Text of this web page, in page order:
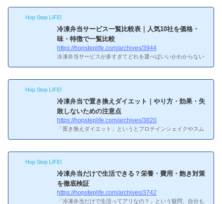
Hop Step LIFE!
冷凍弁当サービス一覧比較表｜人気10社を価格・
味・特徴で一覧比較
https://hopsteplife.com/archives/3944
冷凍弁当サービスが多すぎてどれを選べばいいかわからない
った2〜3社に絞って初回割引で食べ比べるのが、一番確実な
選び方だ。出典：nosh（ナッシュ）公式サイト主要4社の早
見比較10社の中でも利用者数が多く、初めての人に選ばれや
すい4社を比較した。コスパとメニュー数のバランスではnos
hが一歩リードしている。サービス1食あたり送料メニュー数
特徴nosh462円...
Hop Step LIFE!
冷凍弁当で置き換えダイエット｜やり方・効果・失
敗しないための注意点
https://hopsteplife.com/archives/3820
「置き換えダイエット」というとプロテインシェイクやスム
「噛まない食事」はどうしても空腹感との戦いになります。
その点、冷凍弁当ならしっかり噛んで食べられるので、満足
感が段違いです。自分も冷凍弁当を使い始めてから食事のカ
ロリー管理がかなり楽になりました。以前は外食中心で、気
がつくとカロリーオーバーの毎日でしたが、冷凍弁当に切り
Hop Step LIFE!
冷凍弁当だけで生活できる？栄養・費用・飽き対策
を徹底検証
https://hopsteplife.com/archives/3742
「冷凍弁当だけで生活ってアリなの？」という疑問、自分も